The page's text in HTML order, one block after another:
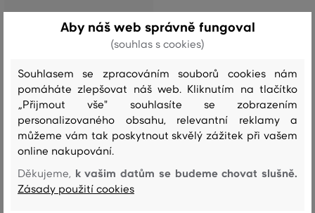
+1
1 599 Kč
1 119 Kč
Dostupné velikosti:
41, 42, 43, 44 +2 další
SLEVA -30%
3 199 Kč
2 239 Kč
40 41 , 42, 43, 44 +2 další
Aby náš web správně fungoval
(souhlas s cookies)
Souhlasem se zpracováním souborů cookies nám
pomáháte zlepšovat náš web. Kliknutím na tlačítko
„Přijmout vše" souhlasíte se zobrazením
personalizovaného obsahu, relevantní reklamy a
můžeme vám tak poskytnout skvělý zážitek při vašem
online nakupování.
Děkujeme, k vašim datům se budeme chovat slušně.
Zásady použití cookies